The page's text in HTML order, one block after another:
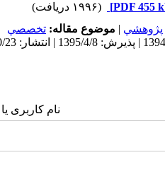
(۱۹۹۶ دریافت)
پژوهشي | موضوع مقاله: تخصصي
نام کاربری